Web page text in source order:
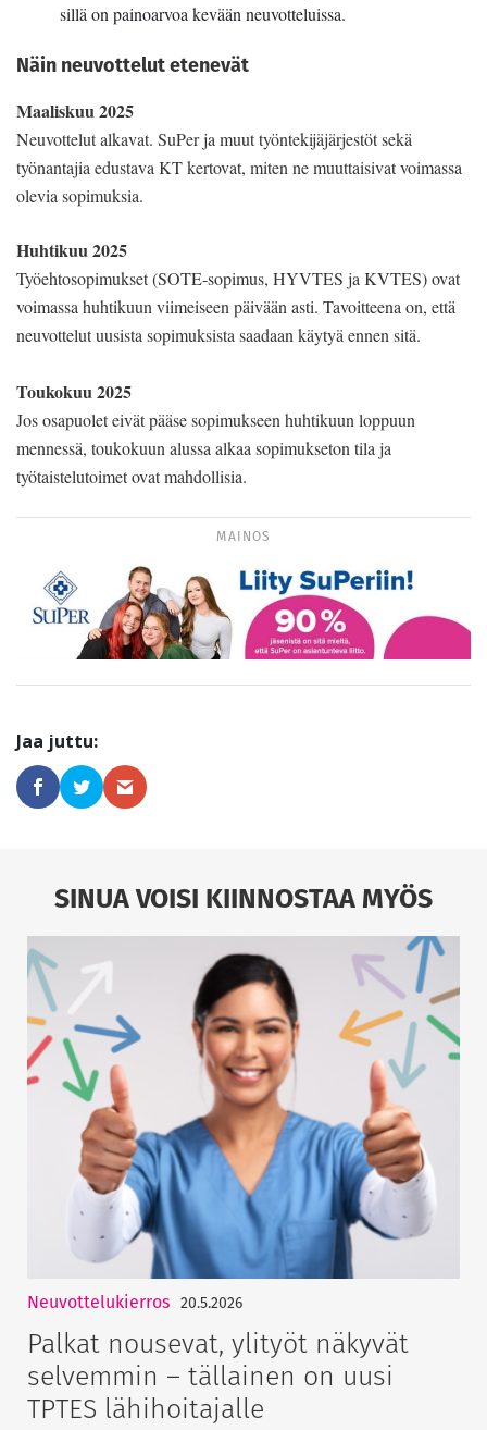
sillä on painoarvoa kevään neuvotteluissa.
Näin neuvottelut etenevät
Maaliskuu 2025
Neuvottelut alkavat. SuPer ja muut työntekijäjärjestöt sekä
työnantajia edustava KT kertovat, miten ne muuttaisivat voimassa
olevia sopimuksia.
Huhtikuu 2025
Työehtosopimukset (SOTE-sopimus, HYVTES ja KVTES) ovat
voimassa huhtikuun viimeiseen päivään asti. Tavoitteena on, että
neuvottelut uusista sopimuksista saadaan käytyä ennen sitä.
Toukokuu 2025
Jos osapuolet eivät pääse sopimukseen huhtikuun loppuun
mennessä, toukokuun alussa alkaa sopimukseton tila ja
työtaistelutoimet ovat mahdollisia.
MAINOS
SINUA VOISI KIINNOSTAA MYÖS
Neuvottelukierros 20.5.2026
Palkat nousevat, ylityöt näkyvät
selvemmin – tällainen on uusi
TPTES lähihoitajalle